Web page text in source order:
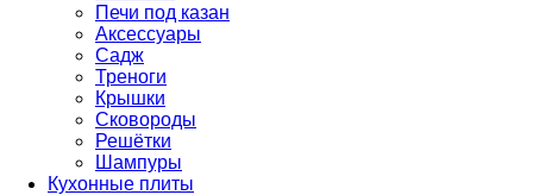
Печи под казан
Аксессуары
Садж
Треноги
Крышки
Сковороды
Решётки
Шампуры
Кухонные плиты